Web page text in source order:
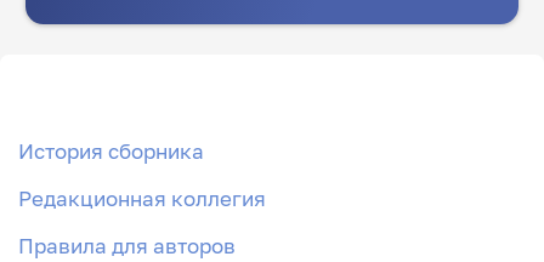
История сборника
Редакционная коллегия
Правила для авторов